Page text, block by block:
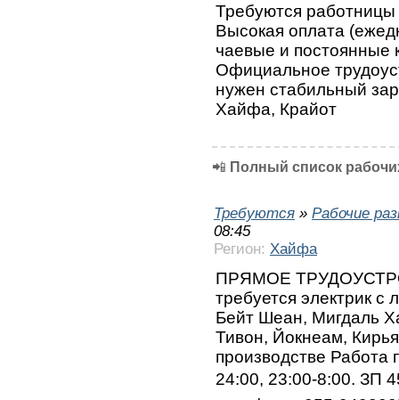
Требуются работницы
Высокая оплата
чаевые и постоянные
Официальное
нужен стабильный
Хайфа, Крайот
📲 Полный список
Требуются » Рабочие
08:45
Регион: Хайфа
ПРЯМОЕ
требуется электрик
Бейт Шеан, Мигдаль
Тивон, Йокнеам,
производстве Работа
24:00, 23:00-8:00. ЗП